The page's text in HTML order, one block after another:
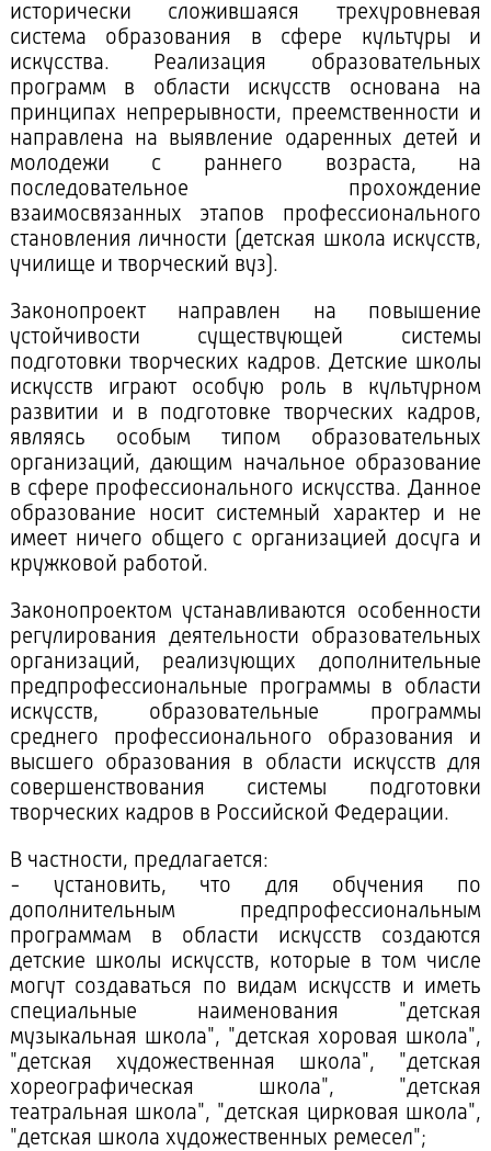
исторически сложившаяся трехуровневая
система образования в сфере культуры и
искусства. Реализация образовательных
программ в области искусств основана на
принципах непрерывности, преемственности и
направлена на выявление одаренных детей и
молодежи с раннего возраста, на
последовательное прохождение
взаимосвязанных этапов профессионального
становления личности (детская школа искусств,
училище и творческий вуз).
Законопроект направлен на повышение
устойчивости существующей системы
подготовки творческих кадров. Детские школы
искусств играют особую роль в культурном
развитии и в подготовке творческих кадров,
являясь особым типом образовательных
организаций, дающим начальное образование
в сфере профессионального искусства. Данное
образование носит системный характер и не
имеет ничего общего с организацией досуга и
кружковой работой.
Законопроектом устанавливаются особенности
регулирования деятельности образовательных
организаций, реализующих дополнительные
предпрофессиональные программы в области
искусств, образовательные программы
среднего профессионального образования и
высшего образования в области искусств для
совершенствования системы подготовки
творческих кадров в Российской Федерации.
В частности, предлагается:
- установить, что для обучения по
дополнительным предпрофессиональным
программам в области искусств создаются
детские школы искусств, которые в том числе
могут создаваться по видам искусств и иметь
специальные наименования "детская
музыкальная школа", "детская хоровая школа",
"детская художественная школа", "детская
хореографическая школа", "детская
театральная школа", "детская цирковая школа",
"детская школа художественных ремесел";